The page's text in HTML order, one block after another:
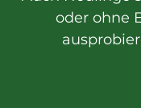
oder ohne